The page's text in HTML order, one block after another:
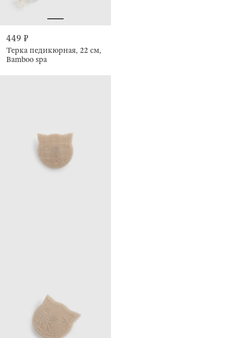
449 ₽
Терка педикюрная, 22 см,
Bamboo spa